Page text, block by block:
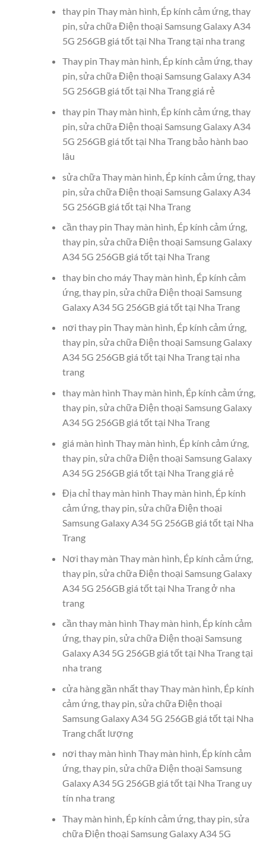
thay pin Thay màn hình, Ép kính cảm ứng, thay
pin, sửa chữa Điện thoại Samsung Galaxy A34
5G 256GB giá tốt tại Nha Trang tại nha trang
Thay pin Thay màn hình, Ép kính cảm ứng, thay
pin, sửa chữa Điện thoại Samsung Galaxy A34
5G 256GB giá tốt tại Nha Trang giá rẻ
thay pin Thay màn hình, Ép kính cảm ứng, thay
pin, sửa chữa Điện thoại Samsung Galaxy A34
5G 256GB giá tốt tại Nha Trang bảo hành bao
lâu
sửa chữa Thay màn hình, Ép kính cảm ứng, thay
pin, sửa chữa Điện thoại Samsung Galaxy A34
5G 256GB giá tốt tại Nha Trang
cần thay pin Thay màn hình, Ép kính cảm ứng,
thay pin, sửa chữa Điện thoại Samsung Galaxy
A34 5G 256GB giá tốt tại Nha Trang
thay bin cho máy Thay màn hình, Ép kính cảm
ứng, thay pin, sửa chữa Điện thoại Samsung
Galaxy A34 5G 256GB giá tốt tại Nha Trang
nơi thay pin Thay màn hình, Ép kính cảm ứng,
thay pin, sửa chữa Điện thoại Samsung Galaxy
A34 5G 256GB giá tốt tại Nha Trang tại nha
trang
thay màn hình Thay màn hình, Ép kính cảm ứng,
thay pin, sửa chữa Điện thoại Samsung Galaxy
A34 5G 256GB giá tốt tại Nha Trang
giá màn hình Thay màn hình, Ép kính cảm ứng,
thay pin, sửa chữa Điện thoại Samsung Galaxy
A34 5G 256GB giá tốt tại Nha Trang giá rẻ
Địa chỉ thay màn hình Thay màn hình, Ép kính
cảm ứng, thay pin, sửa chữa Điện thoại
Samsung Galaxy A34 5G 256GB giá tốt tại Nha
Trang
Nơi thay màn Thay màn hình, Ép kính cảm ứng,
thay pin, sửa chữa Điện thoại Samsung Galaxy
A34 5G 256GB giá tốt tại Nha Trang ở nha
trang
cần thay màn hình Thay màn hình, Ép kính cảm
ứng, thay pin, sửa chữa Điện thoại Samsung
Galaxy A34 5G 256GB giá tốt tại Nha Trang tại
nha trang
cửa hàng gần nhất thay Thay màn hình, Ép kính
cảm ứng, thay pin, sửa chữa Điện thoại
Samsung Galaxy A34 5G 256GB giá tốt tại Nha
Trang chất lượng
nơi thay màn hình Thay màn hình, Ép kính cảm
ứng, thay pin, sửa chữa Điện thoại Samsung
Galaxy A34 5G 256GB giá tốt tại Nha Trang uy
tín nha trang
Thay màn hình, Ép kính cảm ứng, thay pin, sửa
chữa Điện thoại Samsung Galaxy A34 5G